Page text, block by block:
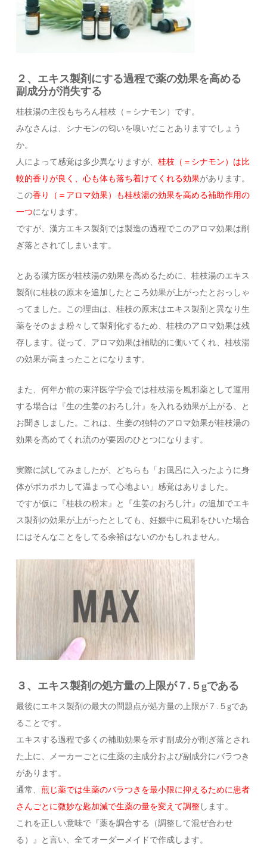
２、エキス製剤にする過程で薬の効果を高める
副成分が消失する
桂枝湯の主役もちろん桂枝（＝シナモン）です。
みなさんは、シナモンの匂いを嗅いだことありますでしょう
か。
人によって感覚は多少異なりますが、桂枝（＝シナモン）は比
較的香りが良く、心も体も落ち着けてくれる効果があります。
この香り（＝アロマ効果）も桂枝湯の効果を高める補助作用の
一つになります。
ですが、漢方エキス製剤では製造の過程でこのアロマ効果は削
ぎ落とされてしまいます。
とある漢方医が桂枝湯の効果を高めるために、桂枝湯のエキス
製剤に桂枝の原末を追加したところ効果が上がったとおっしゃ
ってました。この理由は、桂枝の原末はエキス製剤と異なり生
薬をそのまま粉々して製剤化するため、桂枝のアロマ効果は残
存します。従って、アロマ効果は補助的に働いてくれ、桂枝湯
の効果が高まったことになります。
また、何年か前の東洋医学学会では桂枝湯を風邪薬として運用
する場合は『生の生姜のおろし汁』を入れる効果が上がる、と
お聞きしました。これは、生姜の独特のアロマ効果が桂枝湯の
効果を高めてくれ流のが要因のひとつになります。
実際に試してみましたが、どちらも「お風呂に入ったように身
体がポカポカして温まって心地よい」感覚はありました。
ですが仮に『桂枝の粉末』と『生姜のおろし汁』の追加でエキ
ス製剤の効果が上がったとしても、妊娠中に風邪をひいた場合
にはそんなことをしてる余裕はないのかもしれません。
３、エキス製剤の処方量の上限が７.５gである
最後にエキス製剤の最大の問題点が処方量の上限が７.５gであ
ることです。
エキスする過程で多くの補助効果を示す副成分が削ぎ落とされ
た上に、メーカーごとに生薬の主成分および副成分にバラつき
があります。
通常、煎じ薬では生薬のバラつきを最小限に抑えるために患者
さんごとに微妙な匙加減で生薬の量を変えて調整 します。
これを正しい意味で『薬を調合する（調整して混ぜ合わせ
る）』と言い、全てオーダーメイドで作成します。